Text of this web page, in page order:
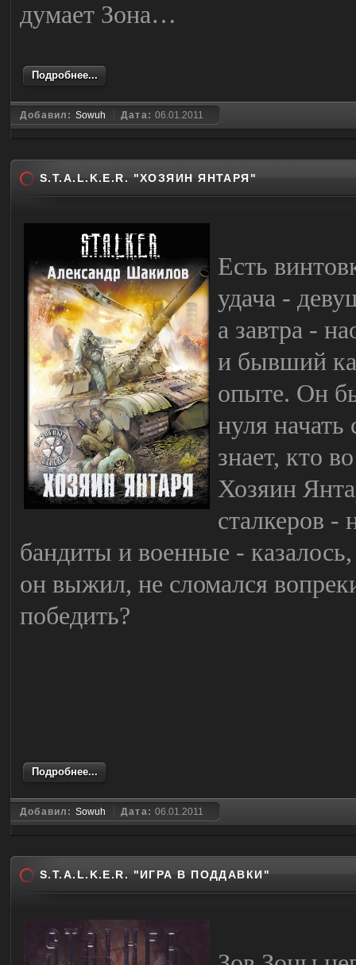
думает Зона…
Подробнее...
Добавил: Sowuh Дата:06.01.2011
S.T.A.L.K.E.R. "ХОЗЯИН ЯНТАРЯ"
Есть
удача -
а завтра -
и бывший
опыте. Он
нуля начать
знает, кто
Хозяин
сталкеров
бандиты и военные -
он выжил, не сломался
победить?
Подробнее...
Добавил: Sowuh Дата:06.01.2011
S.T.A.L.K.E.R. "ИГРА В ПОДДАВКИ"